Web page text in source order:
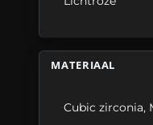
MATERIAAL
Cubic zirconia,